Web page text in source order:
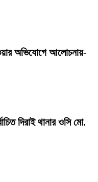
অভিযোগে আলোচনায়-
দিরাই থানার ওসি মো.